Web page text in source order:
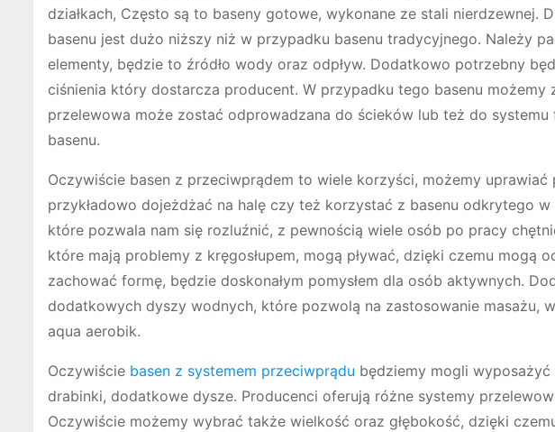
działkach, Często są to baseny gotowe, wykonane ze stali nierdzewnej.
basenu jest dużo niższy niż w przypadku basenu tradycyjnego. Należy
elementy, będzie to źródło wody oraz odpływ. Dodatkowo potrzebny
ciśnienia który dostarcza producent. W przypadku tego basenu
przelewowa może zostać odprowadzana do ścieków lub też do
basenu.
Oczywiście basen z przeciwprądem to wiele korzyści, możemy uprawiać
przykładowo dojeżdżać na halę czy też korzystać z basenu odkrytego
które pozwala nam się rozluźnić, z pewnością wiele osób po pracy
które mają problemy z kręgosłupem, mogą pływać, dzięki czemu mogą
zachować formę, będzie doskonałym pomysłem dla osób aktywnych.
dodatkowych dyszy wodnych, które pozwolą na zastosowanie masażu,
aqua aerobik.
Oczywiście basen z systemem przeciwprądu będziemy mogli
drabinki, dodatkowe dysze. Producenci oferują różne systemy
Oczywiście możemy wybrać także wielkość oraz głębokość, dzięki